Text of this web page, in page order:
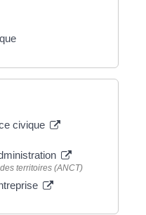
civique
territoires (ANCT)